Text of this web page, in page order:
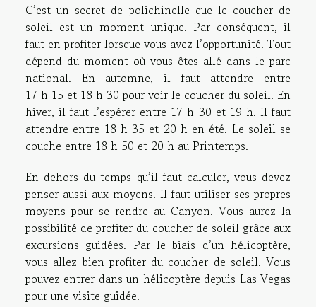
C’est un secret de polichinelle que le coucher de
soleil est un moment unique. Par conséquent, il
faut en profiter lorsque vous avez l’opportunité. Tout
dépend du moment où vous êtes allé dans le parc
national. En automne, il faut attendre entre
17 h 15 et 18 h 30 pour voir le coucher du soleil. En
hiver, il faut l’espérer entre 17 h 30 et 19 h. Il faut
attendre entre 18 h 35 et 20 h en été. Le soleil se
couche entre 18 h 50 et 20 h au Printemps.
En dehors du temps qu’il faut calculer, vous devez
penser aussi aux moyens. Il faut utiliser ses propres
moyens pour se rendre au Canyon. Vous aurez la
possibilité de profiter du coucher de soleil grâce aux
excursions guidées. Par le biais d’un hélicoptère,
vous allez bien profiter du coucher de soleil. Vous
pouvez entrer dans un hélicoptère depuis Las Vegas
pour une visite guidée.